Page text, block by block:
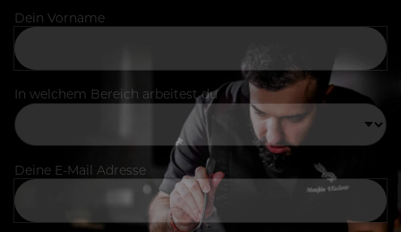
Dein Vorname
In welchem Bereich arbeitest du
Deine E-Mail Adresse